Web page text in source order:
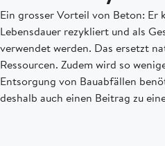
Ein grosser Vorteil von Beton: Er
Lebensdauer rezykliert und als
verwendet werden. Das ersetzt
Ressourcen. Zudem wird so
Entsorgung von Bauabfällen
deshalb auch einen Beitrag zu